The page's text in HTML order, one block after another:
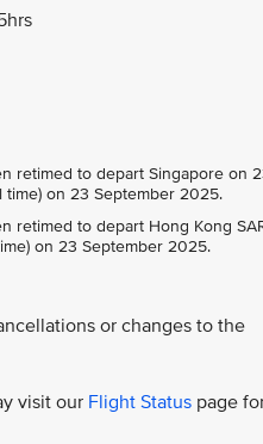
retimed to depart Singapore on
time) on 23 September 2025.
retimed to depart Hong Kong
on 23 September 2025.
or changes to the
visit our Flight Status page